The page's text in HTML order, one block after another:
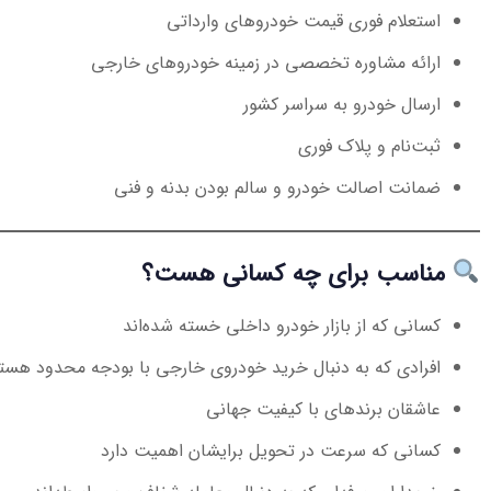
استعلام فوری قیمت خودروهای وارداتی
ارائه مشاوره تخصصی در زمینه خودروهای خارجی
ارسال خودرو به سراسر کشور
ثبت‌نام و پلاک فوری
ضمانت اصالت خودرو و سالم بودن بدنه و فنی
مناسب برای چه کسانی هست؟
کسانی که از بازار خودرو داخلی خسته شده‌اند
افرادی که به دنبال خرید خودروی خارجی با بودجه محدود
عاشقان برندهای با کیفیت جهانی
کسانی که سرعت در تحویل برایشان اهمیت دارد